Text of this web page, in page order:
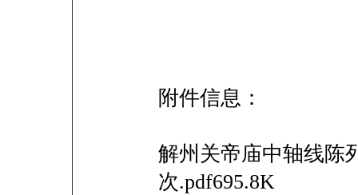
附件信息：
解州关帝庙中轴线陈
次.pdf695.8K